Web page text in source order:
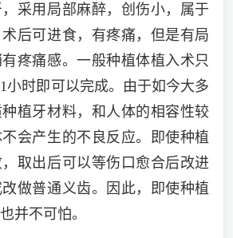
采用局部麻醉，创伤小，属于
后可进食，有疼痛，但是有局
疼痛感。一般种植体植入术只
小时即可以完成。由于如今大多
植牙材料，和人体的相容性较
会产生的不良反应。即使种植
取出后可以等伤口愈合后改进
做普通义齿。因此，即使种植
并不可怕。